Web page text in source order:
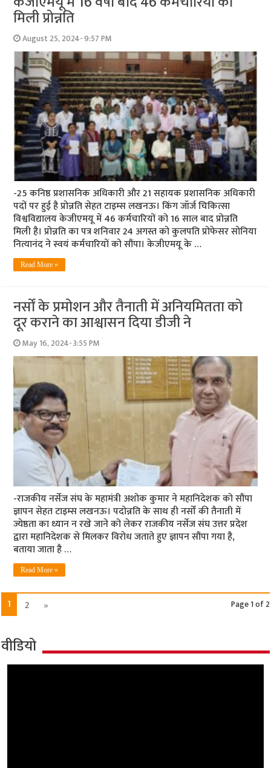
मिली प्रोन्नति
August 25, 2024- 9:57 PM
-25 कनिष्ठ प्रशासनिक अधिकारी और 21 सहायक प्रशासनिक अधिकारी
पदों पर हुई है प्रोन्नति सेहत टाइम्स लखनऊ। किंग जॉर्ज चिकित्सा
विश्वविद्यालय केजीएमयू में 46 कर्मचारियों को 16 साल बाद प्रोन्नति
मिली है। प्रोन्नति का पत्र शनिवार 24 अगस्त को कुलपति प्रोफेसर सोनिया
नित्यानंद ने स्वयं कर्मचारियों को सौंपा। केजीएमयू के …
Read More »
नर्सों के प्रमोशन और तैनाती में अनियमितता को
दूर कराने का आश्वासन दिया डीजी ने
May 16, 2024- 3:55 PM
-राजकीय नर्सेज संघ के महामंत्री अशोक कुमार ने महानिदेशक को सौंपा
ज्ञापन सेहत टाइम्स लखनऊ। पदोन्नति के साथ ही नर्सों की तैनाती में
ज्येष्ठता का ध्यान न रखे जाने को लेकर राजकीय नर्सेज संघ उत्तर प्रदेश
द्वारा महानिदेशक से मिलकर विरोध जताते हुए ज्ञापन सौंपा गया है,
बताया जाता है …
Read More »
Page 1 of 2
1 2 »
वीडियो